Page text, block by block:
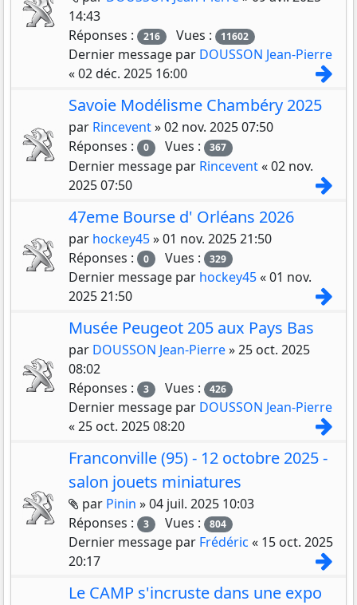
14:43
Réponses :
216 Vues : 11602
Dernier message par DOUSSON Jean-Pierre
«02 déc. 2025 16:00
Savoie Modélisme Chambéry 2025
par Rincevent»02 nov. 2025 07:50
Réponses :
0 Vues : 367
Dernier message par Rincevent«02 nov.
2025 07:50
47eme Bourse d' Orléans 2026
par hockey45»01 nov. 2025 21:50
Réponses :
0 Vues : 329
Dernier message par hockey45«01 nov.
2025 21:50
Musée Peugeot 205 aux Pays Bas
par DOUSSON Jean-Pierre»25 oct. 2025
08:02
Réponses :
3 Vues : 426
Dernier message par DOUSSON Jean-Pierre
«25 oct. 2025 08:20
Franconville (95) - 12 octobre 2025 -
salon jouets miniatures
Pièces jointes
par Pinin »04 juil. 2025 10:03
Réponses :
3 Vues : 804
Dernier message par Frédéric « 15 oct. 2025
20:17
Le CAMP s'incruste dans une expo